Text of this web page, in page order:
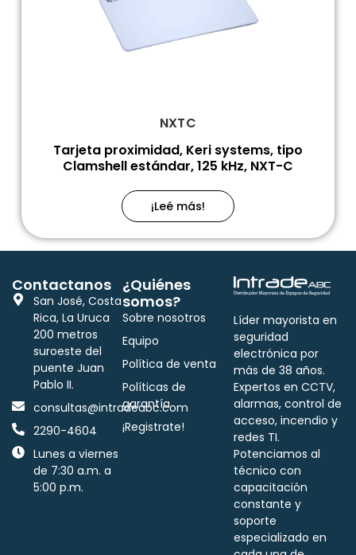
NXTC
Tarjeta proximidad, Keri systems, tipo
Clamshell estándar, 125 kHz, NXT-C
¡Leé más!
Líder mayorista en
seguridad
electrónica por
más de 38 años.
Expertos en CCTV,
alarmas, control de
acceso, incendio y
redes TI.
Potenciamos al
técnico con
capacitación
constante y
soporte
especializado en
¿Quiénes
somos?
Sobre nosotros
Equipo
Política de venta
Políticas de
garantía
¡Registrate!
Contactanos
San José, Costa
Rica, La Uruca
200 metros
suroeste del
puente Juan
Pablo II.
consultas@intradeabc.com
2290-4604
Lunes a viernes
de 7:30 a.m. a
5:00 p.m.